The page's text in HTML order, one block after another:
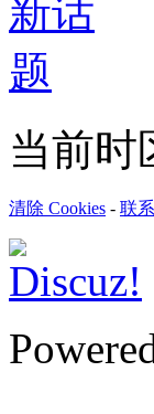
当前时
清除 Cookies - 联